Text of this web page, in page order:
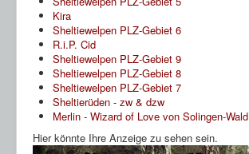
Kira
Sheltiewelpen PLZ-Gebiet 6
R.i.P. Cid
Sheltiewelpen PLZ-Gebiet 9
Sheltiewelpen PLZ-Gebiet 8
Sheltiewelpen PLZ-Gebiet 7
Sheltierüden - zw & dzw
Merlin - Wizard of Love von Solingen-Wald
Hier könnte Ihre Anzeige zu sehen sein.